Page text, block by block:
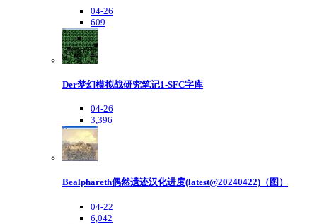
04-26
609
Der梦幻模拟战研究笔记1-SFC字库
04-26
3,396
Bealphareth偶然遗迹汉化进度(latest@20240422)（图）
04-22
6,042